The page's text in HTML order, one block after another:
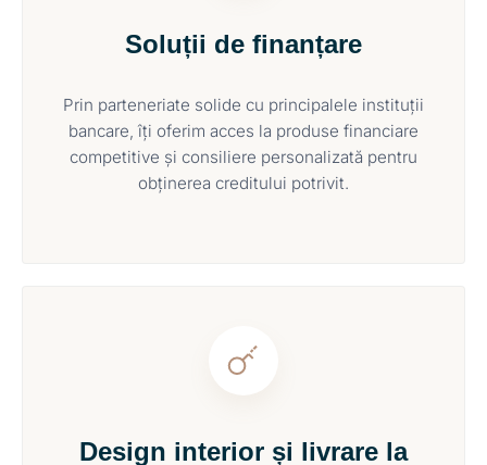
Soluții de finanțare
Prin parteneriate solide cu principalele instituții
bancare, îți oferim acces la produse financiare
competitive și consiliere personalizată pentru
obținerea creditului potrivit.
Design interior și livrare la